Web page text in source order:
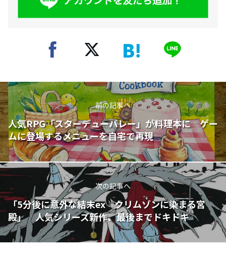
前の記事へ
人気RPG「スターデューバレー」が料理本に ゲー
ムに登場するメニューを自宅で再現
次の記事へ
「5分後に意外な結末ex クリムゾンに染まる宮
殿」 人気シリーズ新作、最後までドキドキ